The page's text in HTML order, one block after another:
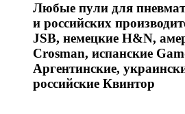
Любые пули для
и российских
JSB, немецкие H&N,
Crosman, испанские
Аргентинские,
российские Квинтор